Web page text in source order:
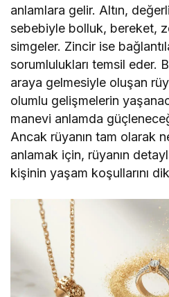
anlamlara gelir. Altın,
sebebiyle bolluk, bereket,
simgeler. Zincir ise
sorumlulukları temsil eder.
araya gelmesiyle oluşan
olumlu gelişmelerin
manevi anlamda
Ancak rüyanın tam olarak
anlamak için, rüyanın
kişinin yaşam koşullarını